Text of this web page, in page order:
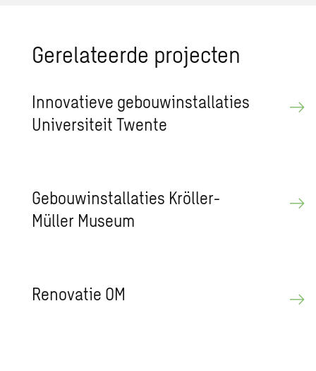
Gerelateerde projecten
Innovatieve gebouwinstallaties
Universiteit Twente
Gebouwinstallaties Kröller-
Müller Museum
Renovatie OM